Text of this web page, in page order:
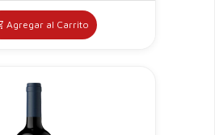
Agregar al Carrito